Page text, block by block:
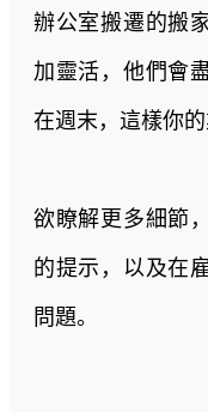
辦公室搬遷的搬
加靈活，他們會
在週末，這樣你
欲瞭解更多細節
的提示，以及在
問題。